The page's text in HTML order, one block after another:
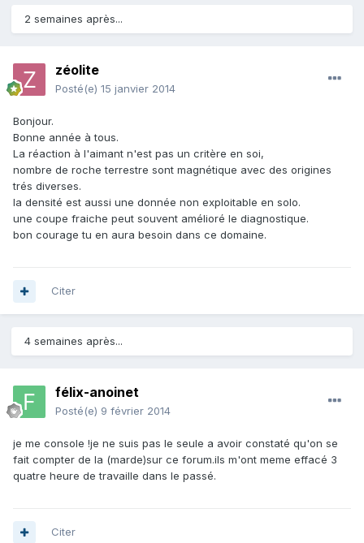
2 semaines après...
zéolite
Posté(e) 15 janvier 2014
Bonjour.
Bonne année à tous.
La réaction à l'aimant n'est pas un critère en soi,
nombre de roche terrestre sont magnétique avec des origines
trés diverses.
la densité est aussi une donnée non exploitable en solo.
une coupe fraiche peut souvent amélioré le diagnostique.
bon courage tu en aura besoin dans ce domaine.
Citer
4 semaines après...
félix-anoinet
Posté(e) 9 février 2014
je me console !je ne suis pas le seule a avoir constaté qu'on se
fait compter de la (marde)sur ce forum.ils m'ont meme effacé 3
quatre heure de travaille dans le passé.
Citer